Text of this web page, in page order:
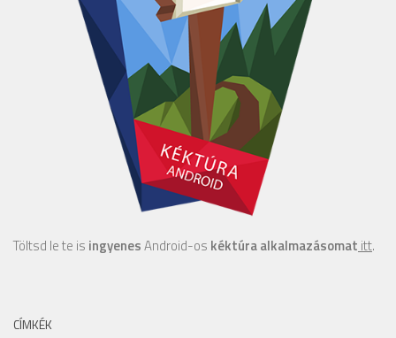
Töltsd le te is ingyenesAndroid-os kéktúra alkalmazásomat itt.
CÍMKÉK